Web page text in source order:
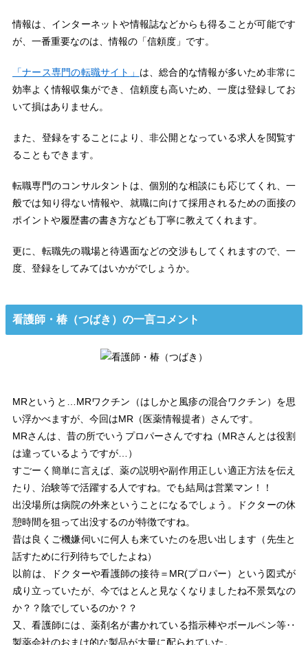
情報は、インターネットや情報誌などからも得ることが可能です
が、一番重要なのは、情報の「信頼度」です。
「ナース専門の転職サイト」 は、総合的な情報が多いため非常に
効率よく情報収集ができ、信頼度も高いため、一度は登録してお
いて損はありません。
また、登録をすることにより、非公開となっている求人を閲覧す
ることもできます。
転職専門のコンサルタントは、個別的な相談にも応じてくれ、一
般では知り得ない情報や、就職に向けて採用されるための面接の
ポイントや履歴書の書き方なども丁寧に教えてくれます。
更に、転職先の職場と待遇面などの交渉もしてくれますので、一
度、登録をしてみてはいかがでしょうか。
看護師・椿（つばき）の一言コメント
MRというと…MRワクチン（はしかと風疹の混合ワクチン）を思
い浮かべますが、今回はMR（医薬情報提者）さんです。
MRさんは、昔の所でいうプロパーさんですね（MRさんとは役割
は違っているようですが…）
すごーく簡単に言えば、薬の説明や副作用正しい適正方法を伝え
たり、治験等で活躍する人ですね。でも結局は営業マン！！
出没場所は病院の外来ということになるでしょう。ドクターの休
憩時間を狙って出没するのが特徴ですね。
昔は良くご機嫌伺いに何人も来ていたのを思い出します（先生と
話すために行列待ちでしたよね）
以前は、ドクターや看護師の接待＝MR(プロパー）という図式が
成り立っていたが、今ではとんと見なくなりましたね不景気なの
か？？陰でしているのか？？
又、看護師には、薬剤名が書かれている指示棒やボールペン等‥
製薬会社のおまけ的な製品が大量に配られていた。